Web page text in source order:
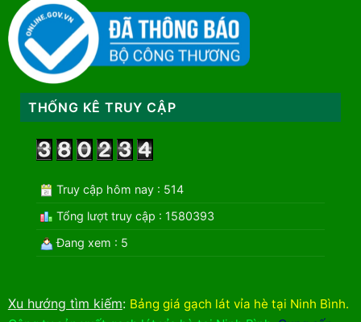
THỐNG KÊ TRUY CẬP
Truy cập hôm nay : 514
Tổng lượt truy cập : 1580393
Đang xem : 5
Xu hướng tìm kiếm: Bảng giá gạch lát vỉa hè tại Ninh Bình.